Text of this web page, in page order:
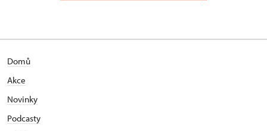
Domů
Akce
Novinky
Podcasty